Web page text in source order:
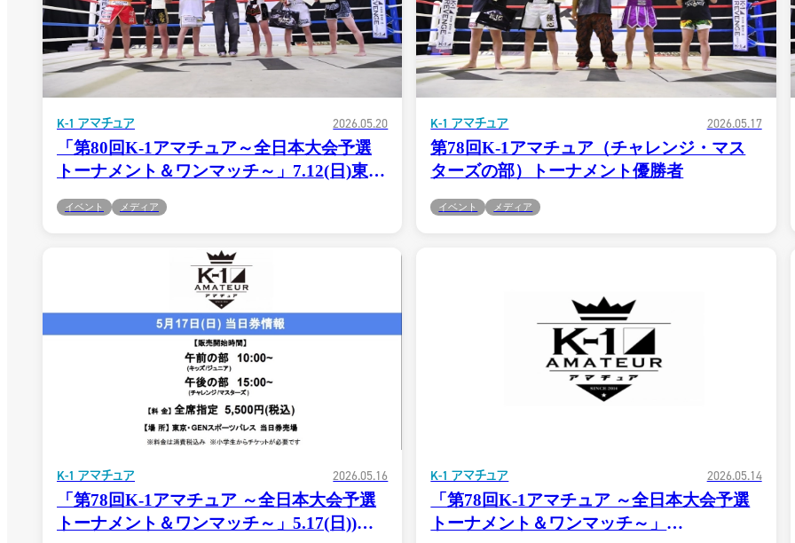
試合結果・優勝者
アマチュア公
とは
ジムの目的
K-1アマチュ
K-1 アマチュア 2026.05.20
「第80回K-1アマチュア～全日本大会予選
トーナメント＆ワンマッチ～」7.12(日)東
開始！！
イベント メディア
K-1 アマチュア 2026.05.17
第78回K-1アマチュア（チャレンジ・マス
ターズの部）トーナメント優勝者
イベント メディア
K-1 アマチュア 2026.05.16
「第78回K-1アマチュア ～全日本大会予選
トーナメント＆ワンマッチ～」5.17(日))東
K-1 アマチュア 2026.05.14
「第78回K-1アマチュア ～全日本大会予選
トーナメント＆ワンマッチ～」